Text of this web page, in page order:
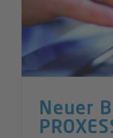
Neuer